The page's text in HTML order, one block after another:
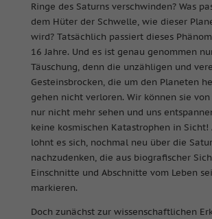
Ringe des Saturns verschwinden? Was
dem Hüter der Schwelle, wie dieser
wird? Tatsächlich passiert dieses
16 Jahre. Und es ist genau genommen
Täuschung, denn die unzähligen und
Gesteinsbrocken, die um den Planeten
gehen nicht verloren. Wir können sie von
nur nicht mehr sehen und uns
keine kosmischen Katastrophen in
lohnt es sich, nochmal neu über die
nachzudenken, die aus biografischer
Einschnitte und Abschnitte vom Leben
markieren.
Doch zunächst zur wissenschaftlichen